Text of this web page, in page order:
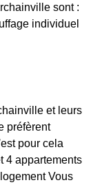
sont :
individuel
et leurs
préfèrent
pour cela
4 appartements
Vous